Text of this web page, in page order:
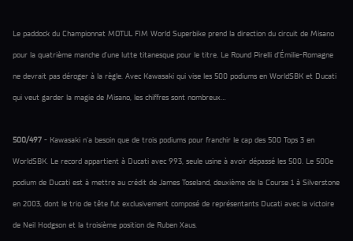
Le paddock du Championnat MOTUL FIM World Superbike prend la direction du circuit de Misano
pour la quatrième manche d’une lutte titanesque pour le titre. Le Round Pirelli d’Émilie-Romagne
ne devrait pas déroger à la règle. Avec Kawasaki qui vise les 500 podiums en WorldSBK et Ducati
qui veut garder la magie de Misano, les chiffres sont nombreux…
500/497 - Kawasaki n’a besoin que de trois podiums pour franchir le cap des 500 Tops 3 en
WorldSBK. Le record appartient à Ducati avec 993, seule usine à avoir dépassé les 500. Le 500e
podium de Ducati est à mettre au crédit de James Toseland, deuxième de la Course 1 à Silverstone
en 2003, dont le trio de tête fut exclusivement composé de représentants Ducati avec la victoire
de Neil Hodgson et la troisième position de Ruben Xaus.